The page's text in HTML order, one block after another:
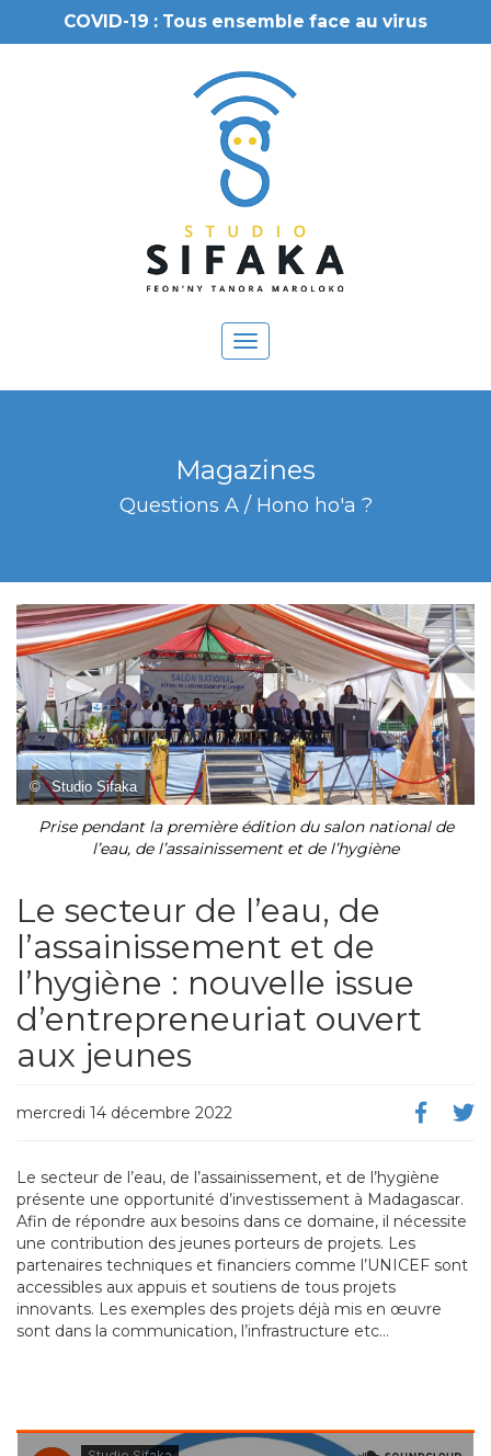
COVID-19 : Tous ensemble face au virus
Toggle
navigation
Magazines
Questions A / Hono ho'a ?
© Studio Sifaka
Prise pendant la première édition du salon national de
l’eau, de l’assainissement et de l’hygiène
Le secteur de l’eau, de
l’assainissement et de
l’hygiène : nouvelle issue
d’entrepreneuriat ouvert
aux jeunes
mercredi 14 décembre 2022
Le secteur de l’eau, de l’assainissement, et de l’hygiène
présente une opportunité d’investissement à Madagascar.
Afin de répondre aux besoins dans ce domaine, il nécessite
une contribution des jeunes porteurs de projets. Les
partenaires techniques et financiers comme l’UNICEF sont
accessibles aux appuis et soutiens de tous projets
innovants. Les exemples des projets déjà mis en œuvre
sont dans la communication, l’infrastructure etc…